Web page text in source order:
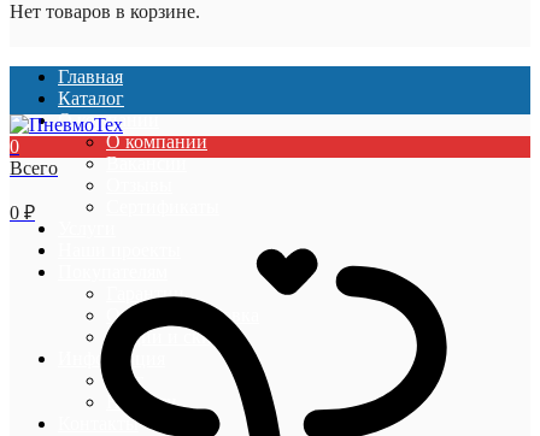
Нет товаров в корзине.
Главная
Каталог
О компании
О компании
Вакансии
Гарантии
Оплата и доставка
Акции и скидки
Информация
Блог
Новости
Контакты
0
Всего
0 ₽